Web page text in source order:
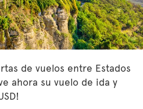
de vuelos entre Estados
ahora su vuelo de ida y